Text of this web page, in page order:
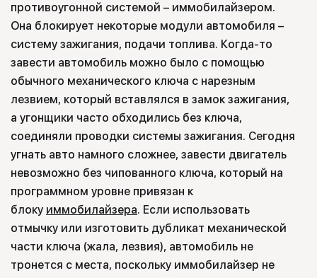
противоугонной системой – иммобилайзером.
Она блокирует некоторые модули автомобиля –
систему зажигания, подачи топлива. Когда-то
завести автомобиль можно было с помощью
обычного механического ключа с нарезным
лезвием, который вставлялся в замок зажигания,
а угонщики часто обходились без ключа,
соединяли проводки системы зажигания. Сегодня
угнать авто намного сложнее, завести двигатель
невозможно без чипованного ключа, который на
программном уровне привязан к
блоку иммобилайзера. Если использовать
отмычку или изготовить дубликат механической
части ключа (жала, лезвия), автомобиль не
тронется с места, поскольку иммобилайзер не